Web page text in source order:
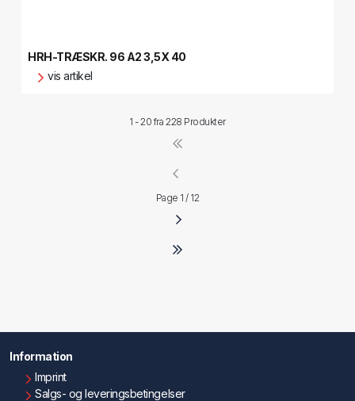
HRH-TRÆSKR. 96 A2 3,5X 40
vis artikel
1 - 20 fra 228 Produkter
Page 1 / 12
Information
Imprint
Salgs- og leveringsbetingelser